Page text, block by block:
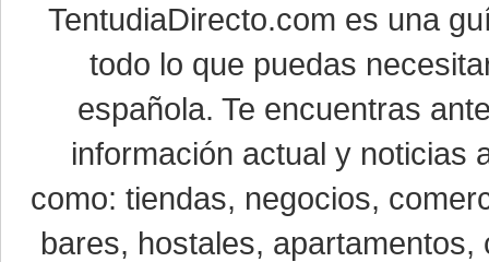
TentudiaDirecto.com es una
todo lo que puedas
española. Te encuentras
información actual y noticias
como: tiendas, negocios,
bares, hostales,